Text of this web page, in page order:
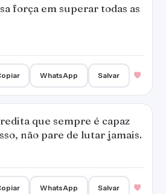
força em superar todas as
WhatsApp Salvar
que sempre é capaz
não pare de lutar jamais.
WhatsApp Salvar